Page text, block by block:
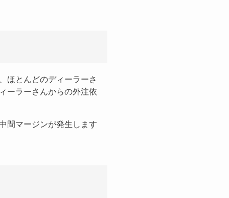
ほとんどのディーラーさ
ーラーさんからの外注依
間マージンが発生します